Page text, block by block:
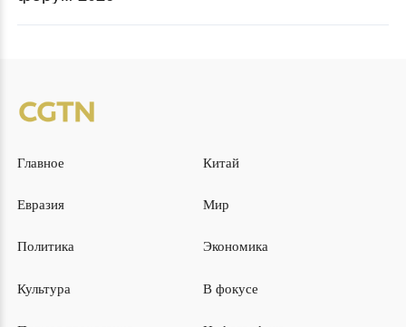
Главное Китай
Евразия Мир
Политика Экономика
Культура В фокусе